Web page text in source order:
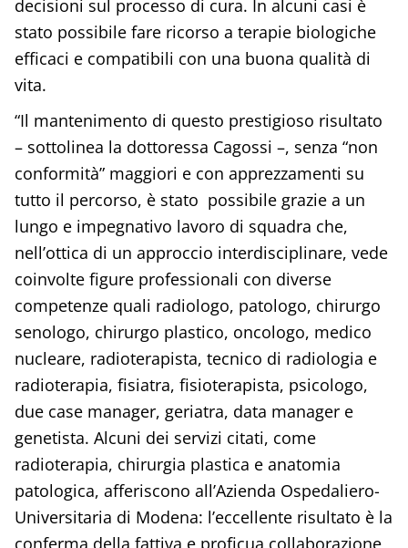
decisioni sul processo di cura. In alcuni casi è
stato possibile fare ricorso a terapie biologiche
efficaci e compatibili con una buona qualità di
vita.
“Il mantenimento di questo prestigioso risultato
– sottolinea la dottoressa Cagossi –, senza “non
conformità” maggiori e con apprezzamenti su
tutto il percorso, è stato possibile grazie a un
lungo e impegnativo lavoro di squadra che,
nell’ottica di un approccio interdisciplinare, vede
coinvolte figure professionali con diverse
competenze quali radiologo, patologo, chirurgo
senologo, chirurgo plastico, oncologo, medico
nucleare, radioterapista, tecnico di radiologia e
radioterapia, fisiatra, fisioterapista, psicologo,
due case manager, geriatra, data manager e
genetista. Alcuni dei servizi citati, come
radioterapia, chirurgia plastica e anatomia
patologica, afferiscono all’Azienda Ospedaliero-
Universitaria di Modena: l’eccellente risultato è la